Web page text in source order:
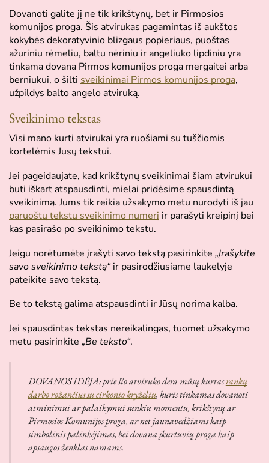
Dovanoti galite jį ne tik krikštynų, bet ir Pirmosios
komunijos proga. Šis atvirukas pagamintas iš aukštos
kokybės dekoratyvinio blizgaus popieriaus, puoštas
ažūriniu rėmeliu, baltu nėriniu ir angeliuko lipdiniu yra
tinkama dovana Pirmos komunijos proga mergaitei arba
berniukui, o šilti sveikinimai Pirmos komunijos proga,
užpildys balto angelo atviruką.
Sveikinimo tekstas
Visi mano kurti atvirukai yra ruošiami su tuščiomis
kortelėmis Jūsų tekstui.
Jei pageidaujate, kad krikštynų sveikinimai šiam atvirukui
būti iškart atspausdinti, mielai pridėsime spausdintą
sveikinimą. Jums tik reikia užsakymo metu nurodyti iš jau
paruoštų tekstų sveikinimo numerį ir parašyti kreipinį bei
kas pasirašo po sveikinimo tekstu.
Jeigu norėtumėte įrašyti savo tekstą pasirinkite „Įrašykite
savo sveikinimo tekstą“ ir pasirodžiusiame laukelyje
pateikite savo tekstą.
Be to tekstą galima atspausdinti ir Jūsų norima kalba.
Jei spausdintas tekstas nereikalingas, tuomet užsakymo
metu pasirinkite „Be teksto“.
DOVANOS IDĖJA: prie šio atviruko dera mūsų kurtasrankų
darbo rožančius su cirkonio kryželiu, kuris tinkamas dovanoti
atminimui ar palaikymui sunkiu momentu, krikštynų ar
Pirmosios Komunijos proga, ar net jaunavedžiams kaip
simbolinis palinkėjimas, bei dovana įkurtuvių proga kaip
apsaugos ženklas namams.